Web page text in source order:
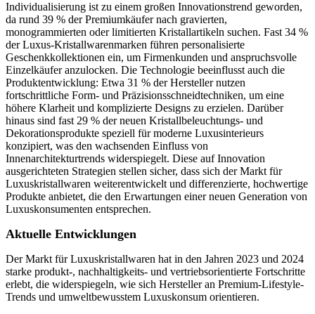
Individualisierung ist zu einem großen Innovationstrend geworden,
da rund 39 % der Premiumkäufer nach gravierten,
monogrammierten oder limitierten Kristallartikeln suchen. Fast 34 %
der Luxus-Kristallwarenmarken führen personalisierte
Geschenkkollektionen ein, um Firmenkunden und anspruchsvolle
Einzelkäufer anzulocken. Die Technologie beeinflusst auch die
Produktentwicklung: Etwa 31 % der Hersteller nutzen
fortschrittliche Form- und Präzisionsschneidtechniken, um eine
höhere Klarheit und komplizierte Designs zu erzielen. Darüber
hinaus sind fast 29 % der neuen Kristallbeleuchtungs- und
Dekorationsprodukte speziell für moderne Luxusinterieurs
konzipiert, was den wachsenden Einfluss von
Innenarchitekturtrends widerspiegelt. Diese auf Innovation
ausgerichteten Strategien stellen sicher, dass sich der Markt für
Luxuskristallwaren weiterentwickelt und differenzierte, hochwertige
Produkte anbietet, die den Erwartungen einer neuen Generation von
Luxuskonsumenten entsprechen.
Aktuelle Entwicklungen
Der Markt für Luxuskristallwaren hat in den Jahren 2023 und 2024
starke produkt-, nachhaltigkeits- und vertriebsorientierte Fortschritte
erlebt, die widerspiegeln, wie sich Hersteller an Premium-Lifestyle-
Trends und umweltbewusstem Luxuskonsum orientieren.